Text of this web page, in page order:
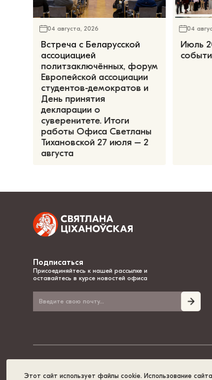
Этот сайт использует файлы cookie. Использование
04 августа, 2026
Встреча с Беларусской
ассоциацией
политзаключённых, форум
Европейской ассоциации
студентов-демократов и
День принятия
декларации о
суверенитете. Итоги
работы Офиса Светланы
Тихановской 27 июля – 2
августа
04
Июль
Подписаться
Присоединяйтесь к нашей рассылке и
оставайтесь в курсе новостей офиса